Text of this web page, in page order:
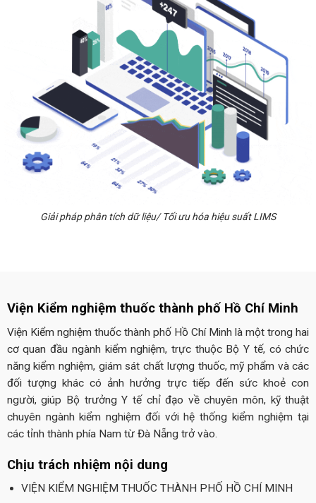
Giải pháp phân tích dữ liệu/ Tối ưu hóa hiệu suất LIMS
Viện Kiểm nghiệm thuốc thành phố Hồ Chí Minh
Viện Kiểm nghiệm thuốc thành phố Hồ Chí Minh là một trong hai
cơ quan đầu ngành kiểm nghiệm, trực thuộc Bộ Y tế, có chức
năng kiểm nghiệm, giám sát chất lượng thuốc, mỹ phẩm và các
đối tượng khác có ảnh hưởng trực tiếp đến sức khoẻ con
người, giúp Bộ trưởng Y tế chỉ đạo về chuyên môn, kỹ thuật
chuyên ngành kiểm nghiệm đối với hệ thống kiểm nghiệm tại
các tỉnh thành phía Nam từ Đà Nẵng trở vào.
Chịu trách nhiệm nội dung
VIỆN KIỂM NGHIỆM THUỐC THÀNH PHỐ HỒ CHÍ MINH